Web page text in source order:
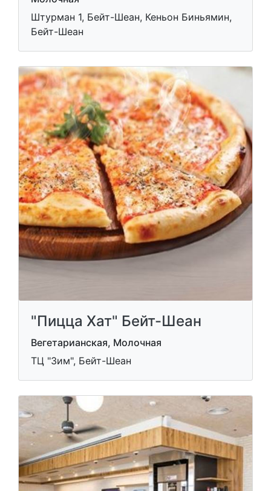
Штурман 1, Бейт-Шеан, Кеньон Биньямин,
Бейт-Шеан
"Пицца Хат" Бейт-Шеан
Вегетарианская, Молочная
ТЦ "Зим", Бейт-Шеан